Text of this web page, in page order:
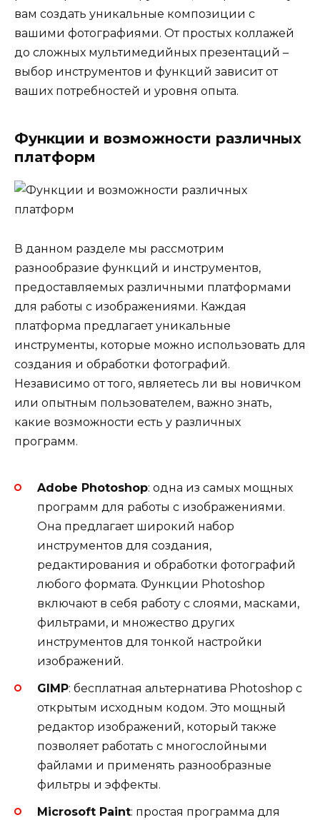
вам создать уникальные композиции с
вашими фотографиями. От простых коллажей
до сложных мультимедийных презентаций –
выбор инструментов и функций зависит от
ваших потребностей и уровня опыта.
Функции и возможности различных
платформ
В данном разделе мы рассмотрим
разнообразие функций и инструментов,
предоставляемых различными платформами
для работы с изображениями. Каждая
платформа предлагает уникальные
инструменты, которые можно использовать для
создания и обработки фотографий.
Независимо от того, являетесь ли вы новичком
или опытным пользователем, важно знать,
какие возможности есть у различных
программ.
Adobe Photoshop: одна из самых мощных
программ для работы с изображениями.
Она предлагает широкий набор
инструментов для создания,
редактирования и обработки фотографий
любого формата. Функции Photoshop
включают в себя работу с слоями, масками,
фильтрами, и множество других
инструментов для тонкой настройки
изображений.
GIMP: бесплатная альтернатива Photoshop с
открытым исходным кодом. Это мощный
редактор изображений, который также
позволяет работать с многослойными
файлами и применять разнообразные
фильтры и эффекты.
Microsoft Paint: простая программа для